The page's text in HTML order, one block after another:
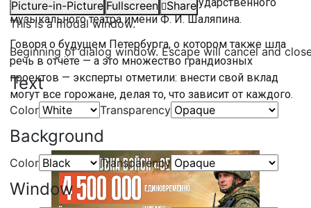
Picture-in-Picture Fullscreen
Share
This is a modal window.
Beginning of dialog window. Escape will cancel and
Text
Color Transparency
Background
Color Transparency
Window
музыкального театра имени Ф. И. Шаляпина.
Говоря о будущем Петербурга, о котором также шла
речь в отчёте — а это множество грандиозных
проектов — эксперты отметили: внести свой вклад
могут все горожане, делая то, что зависит от каждого.